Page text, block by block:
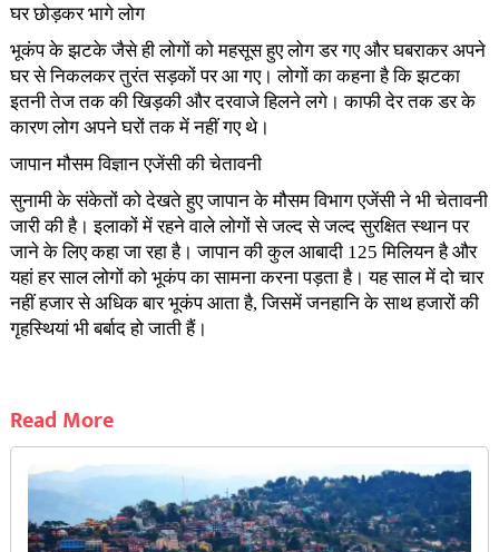
घर छोड़कर भागे लोग
भूकंप के झटके जैसे ही लोगों को महसूस हुए लोग डर गए और घबराकर अपने
घर से निकलकर तुरंत सड़कों पर आ गए। लोगों का कहना है कि झटका
इतनी तेज तक की खिड़की और दरवाजे हिलने लगे। काफी देर तक डर के
कारण लोग अपने घरों तक में नहीं गए थे।
जापान मौसम विज्ञान एजेंसी की चेतावनी
सुनामी के संकेतों को देखते हुए जापान के मौसम विभाग एजेंसी ने भी चेतावनी
जारी की है। इलाकों में रहने वाले लोगों से जल्द से जल्द सुरक्षित स्थान पर
जाने के लिए कहा जा रहा है। जापान की कुल आबादी 125 मिलियन है और
यहां हर साल लोगों को भूकंप का सामना करना पड़ता है। यह साल में दो चार
नहीं हजार से अधिक बार भूकंप आता है, जिसमें जनहानि के साथ हजारों की
गृहस्थियां भी बर्बाद हो जाती हैं।
Read More